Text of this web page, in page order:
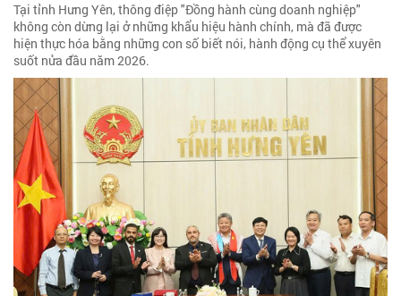
Tại tỉnh Hưng Yên, thông điệp "Đồng hành cùng doanh nghiệp"
không còn dừng lại ở những khẩu hiệu hành chính, mà đã được
hiện thực hóa bằng những con số biết nói, hành động cụ thể xuyên
suốt nửa đầu năm 2026.